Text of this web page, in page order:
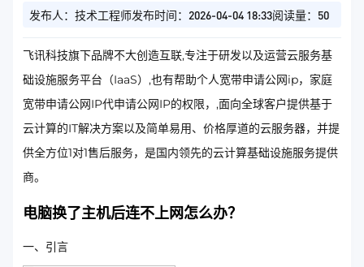
发布人：技术工程师发布时间：2026-04-04 18:33阅读量：50
飞讯科技旗下品牌不大创造互联,专注于研发以及运营云服务基
础设施服务平台（IaaS）,也有帮助个人宽带申请公网ip，家庭
宽带申请公网IP代申请公网IP的权限，,面向全球客户提供基于
云计算的IT解决方案以及简单易用、价格厚道的云服务器，并提
供全方位1对1售后服务，是国内领先的云计算基础设施服务提供
商。
电脑换了主机后连不上网怎么办？
一、引言